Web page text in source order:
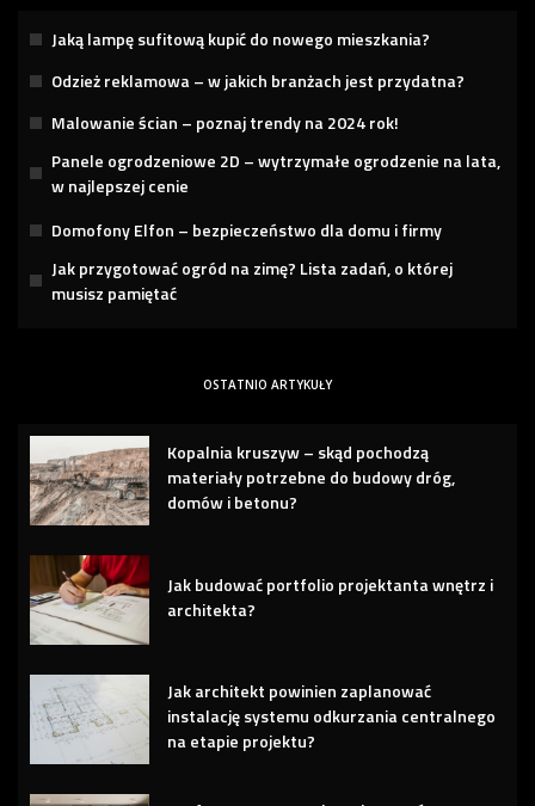
Jaką lampę sufitową kupić do nowego mieszkania?
Odzież reklamowa – w jakich branżach jest przydatna?
Malowanie ścian – poznaj trendy na 2024 rok!
Panele ogrodzeniowe 2D – wytrzymałe ogrodzenie na lata,
w najlepszej cenie
Domofony Elfon – bezpieczeństwo dla domu i firmy
Jak przygotować ogród na zimę? Lista zadań, o której
musisz pamiętać
OSTATNIO ARTYKUŁY
Kopalnia kruszyw – skąd pochodzą
materiały potrzebne do budowy dróg,
domów i betonu?
Jak budować portfolio projektanta wnętrz i
architekta?
Jak architekt powinien zaplanować
instalację systemu odkurzania centralnego
na etapie projektu?